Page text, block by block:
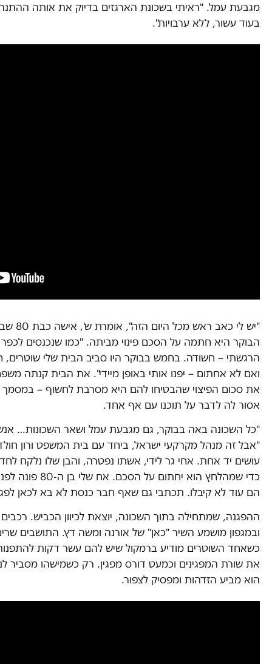
מגבעת עמל. "ראיתי בשכונת הארגזים בדיוק את אותה
בעוד עשור, ללא ערבויות".
"יש לי
הבוקר היא חתמה על הסכם פינוי מביתה. "כמו שנכנסים
הרגשתי – חשודה. בחמש בבוקר היו סביב הבית שלי שוטרים,
את סכום הפיצוי שהבטיחו להם היא מסרבת לחשוף – במסמך
אסור לה לדבר על תוכנו עם אף אחד.
"כל השכונה באה בבוקר, גם מגבעת עמל ושאר השכונות…
"אבל זה מנהל מקרקעי ישראל, ביחד עם בית המשפט ורון
עושים יד אחת. אחי גר לידי, אשתו נפטרה, והבן שלו נלקח
כדי שמהלחץ הוא
הם עוד לא קיבלו. תכתבי גם שאף חבר כנסת לא בא לכאן
ההפגנה, שמתחילה בתוך השכונה, יוצאת לכיוון הכביש.
ובמגפון מושמע השיר "כאן" של אורנה ומשה דץ. התושבים
כשאחד השוטרים מודיע ברמקול שיש להם עשר דקות
את שורת המפגינים וכמעט דורס מפגין. רק כשמישהו מסביר
הוא מביע הזדהות ומפסיק לצפור.